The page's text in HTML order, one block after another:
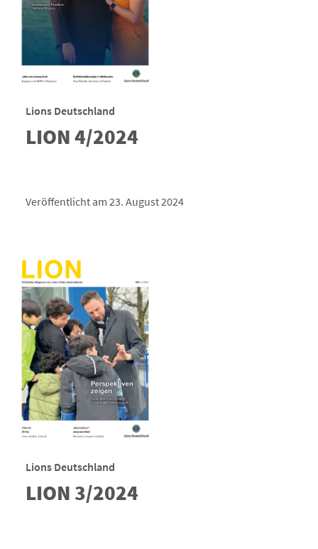
Lions Deutschland
LION 4/2024
Veröffentlicht am 23. August 2024
Lions Deutschland
LION 3/2024